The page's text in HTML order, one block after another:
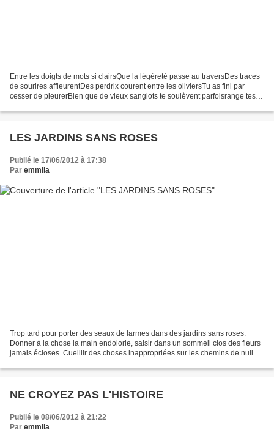
Entre les doigts de mots si clairsQue la légèreté passe au traversDes traces
de sourires affleurentDes perdrix courent entre les oliviersTu as fini par
cesser de pleurerBien que de vieux sanglots te soulèvent parfoisrange tes
LES JARDINS SANS ROSES
Publié le 17/06/2012 à 17:38
Par emmila
Trop tard pour porter des seaux de larmes dans des jardins sans roses.
Donner à la chose la main endolorie, saisir dans un sommeil clos des fleurs
jamais écloses. Cueillir des choses inappropriées sur les chemins de nulle
NE CROYEZ PAS L'HISTOIRE
Publié le 08/06/2012 à 21:22
Par emmila